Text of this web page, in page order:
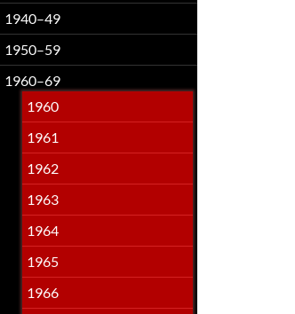
1940–49
1950–59
1960–69
1960
1961
1962
1963
1964
1965
1966